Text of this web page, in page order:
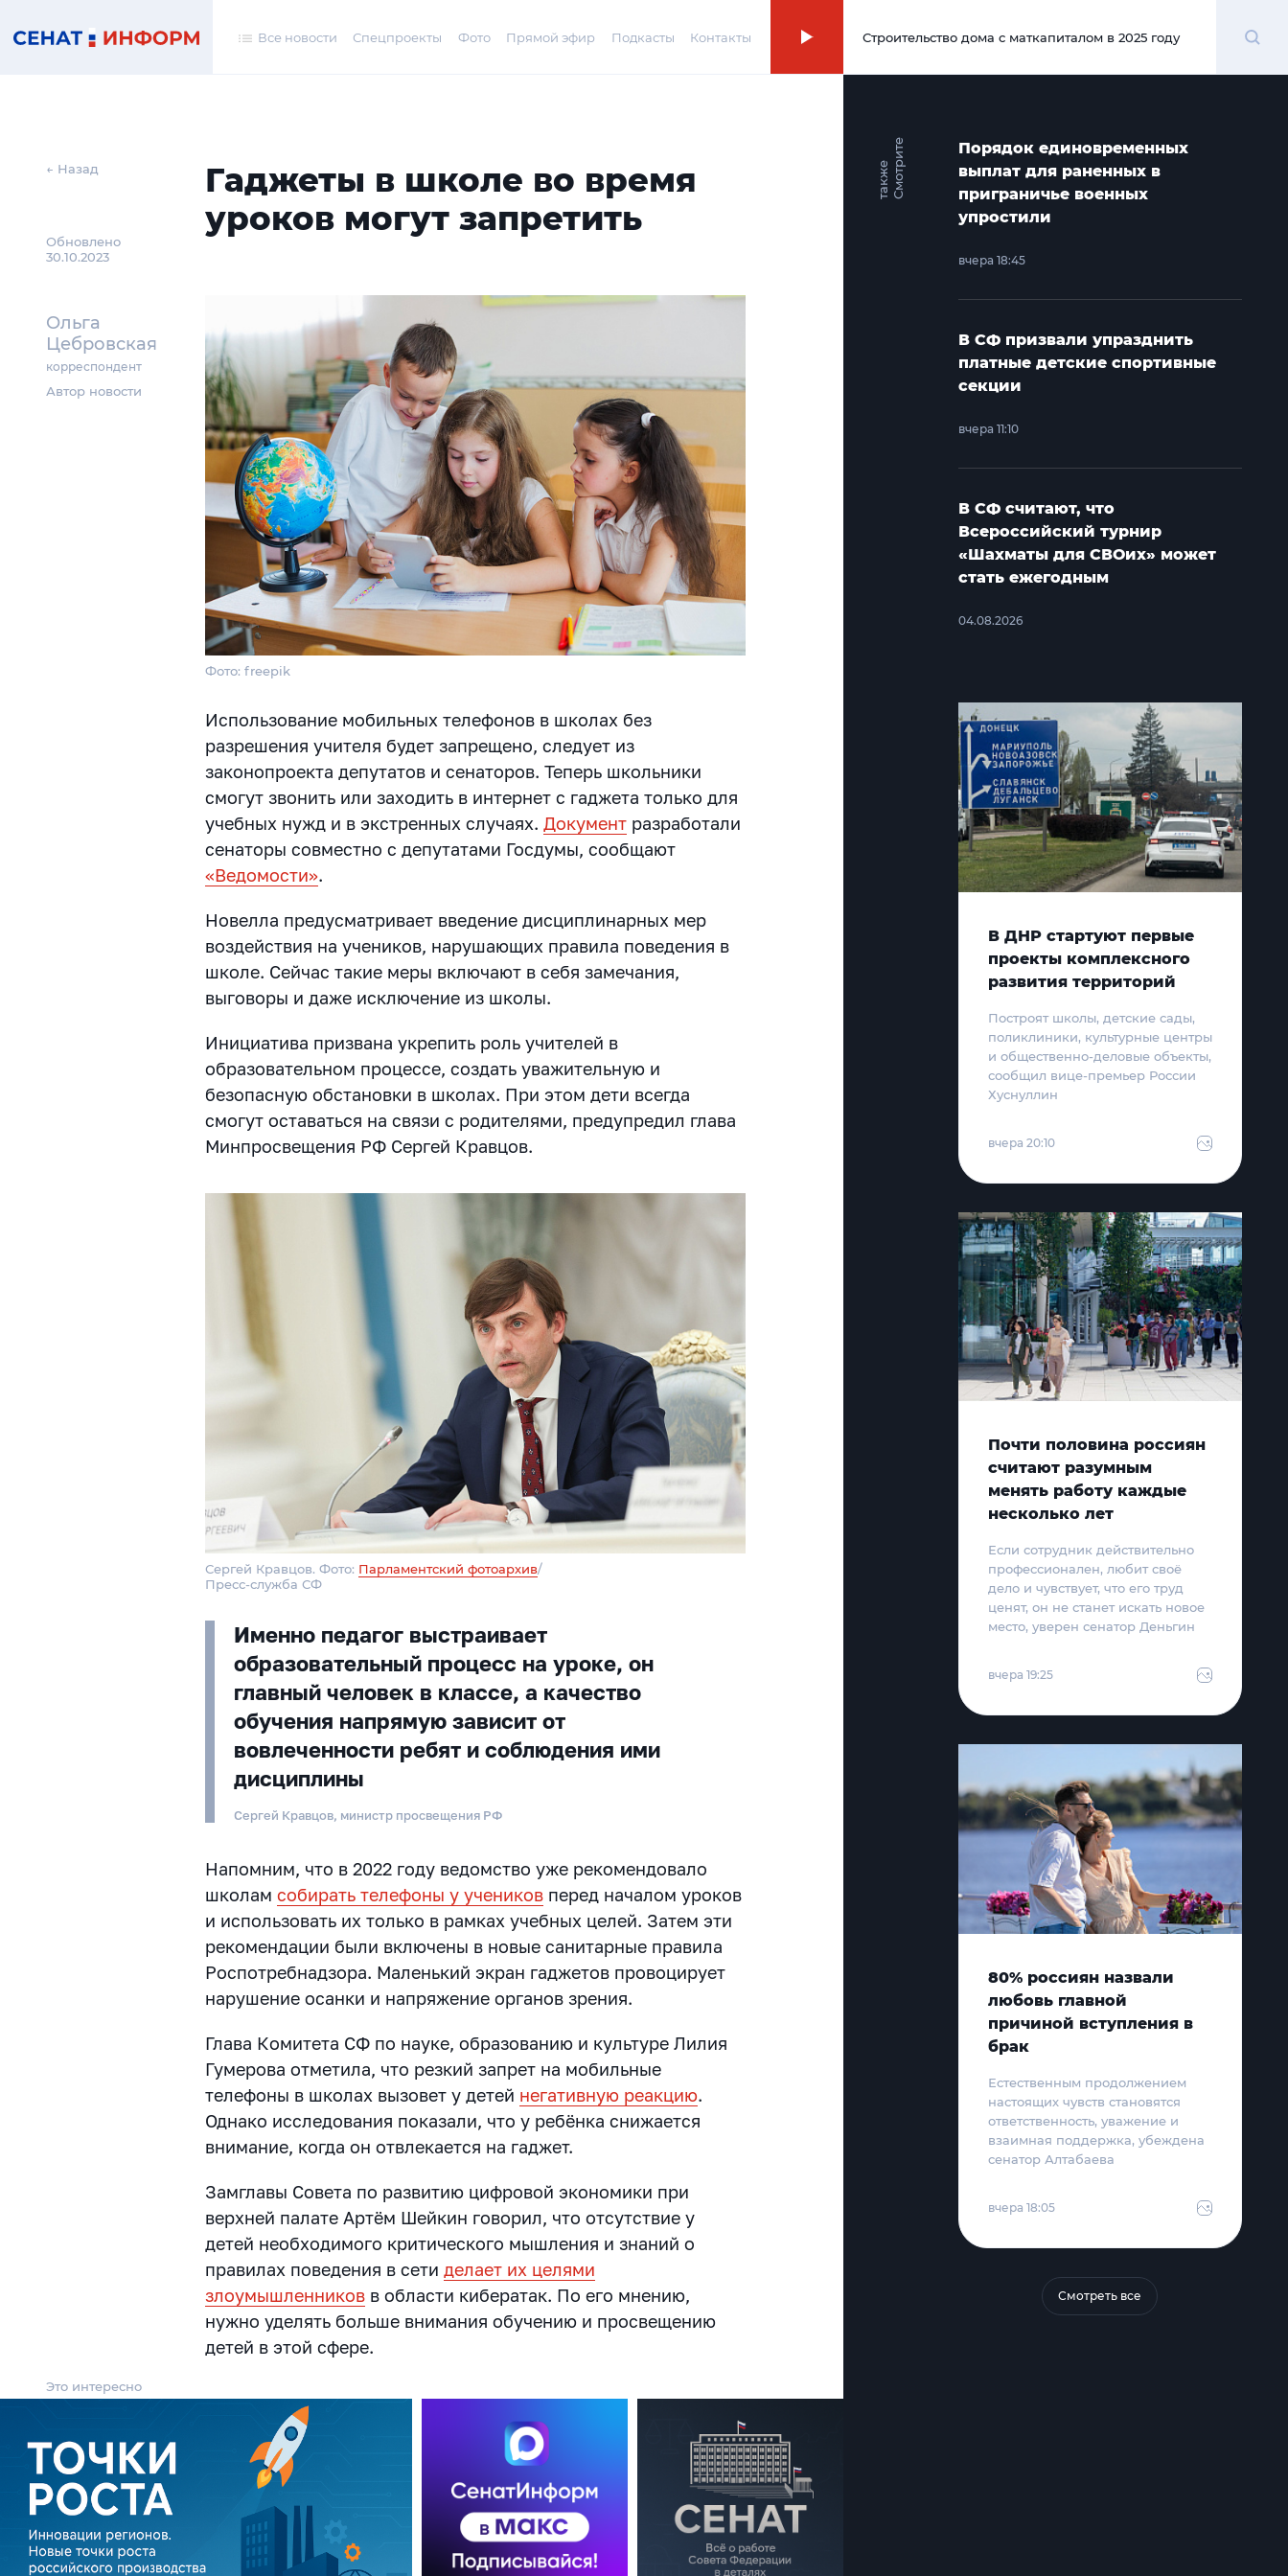
Все новости Спецпроекты Фото Прямой эфир Подкасты Контакты 00:00
Строительство дома с маткапиталом в 2025 году
← Назад
Обновлено
30.10.2023
Ольга
Цебровская
корреспондент
Автор новости
Гаджеты в школе во время
уроков могут запретить
Фото: freepik
Использование мобильных телефонов в школах без
разрешения учителя будет запрещено, следует из
законопроекта депутатов и сенаторов. Теперь школьники
смогут звонить или заходить в интернет с гаджета только для
учебных нужд и в экстренных случаях.Документ разработали
сенаторы совместно с депутатами Госдумы, сообщают
«Ведомости».
Новелла предусматривает введение дисциплинарных мер
воздействия на учеников, нарушающих правила поведения в
школе. Сейчас такие меры включают в себя замечания,
выговоры и даже исключение из школы.
Инициатива призвана укрепить роль учителей в
образовательном процессе, создать уважительную и
безопасную обстановки в школах. При этом дети всегда
смогут оставаться на связи с родителями, предупредил глава
Минпросвещения РФ Сергей Кравцов.
Сергей Кравцов. Фото: Парламентский фотоархив/
Пресс-служба СФ
Именно педагог выстраивает
образовательный процесс на уроке, он
главный человек в классе, а качество
обучения напрямую зависит от
вовлеченности ребят и соблюдения ими
дисциплины
Сергей Кравцов, министр просвещения РФ
Напомним, что в 2022 году ведомство уже рекомендовало
школамсобирать телефоны у учеников перед началом уроков
и использовать их только в рамках учебных целей. Затем эти
рекомендации были включены в новые санитарные правила
Роспотребнадзора. Маленький экран гаджетов провоцирует
нарушение осанки и напряжение органов зрения.
Глава Комитета СФ по науке, образованию и культуре Лилия
Гумерова отметила, что резкий запрет на мобильные
телефоны в школах вызовет у детей негативную реакцию.
Однако исследования показали, что у ребёнка снижается
внимание, когда он отвлекается на гаджет.
Замглавы Совета по развитию цифровой экономики при
верхней палате Артём Шейкин говорил, что отсутствие у
детей необходимого критического мышления и знаний о
правилах поведения в сетиделает их целями
злоумышленников в области кибератак. По его мнению,
нужно уделять больше внимания обучению и просвещению
детей в этой сфере.
Это интересно
С
м
о
т
р и
т
е
т
а
к
ж
е
Порядок единовременных
выплат для раненных в
приграничье военных
упростили
вчера 18:45
В СФ призвали упразднить
платные детские спортивные
секции
вчера 11:10
В СФ считают, что
Всероссийский турнир
«Шахматы для СВОих» может
стать ежегодным
04.08.2026
В ДНР стартуют первые
проекты комплексного
развития территорий
Построят школы, детские сады,
поликлиники, культурные центры
и общественно-деловые объекты,
сообщил вице-премьер России
Хуснуллин
вчера 20:10
Почти половина россиян
считают разумным
менять работу каждые
несколько лет
Если сотрудник действительно
профессионален, любит своё
дело и чувствует, что его труд
ценят, он не станет искать новое
место, уверен сенатор Деньгин
вчера 19:25
80% россиян назвали
любовь главной
причиной вступления в
брак
Естественным продолжением
настоящих чувств становятся
ответственность, уважение и
взаимная поддержка, убеждена
сенатор Алтабаева
вчера 18:05
Смотреть все